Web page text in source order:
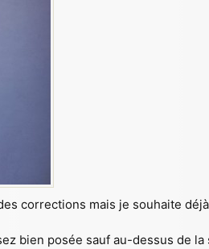
corrections mais je souhaite
bien posée sauf au-dessus de